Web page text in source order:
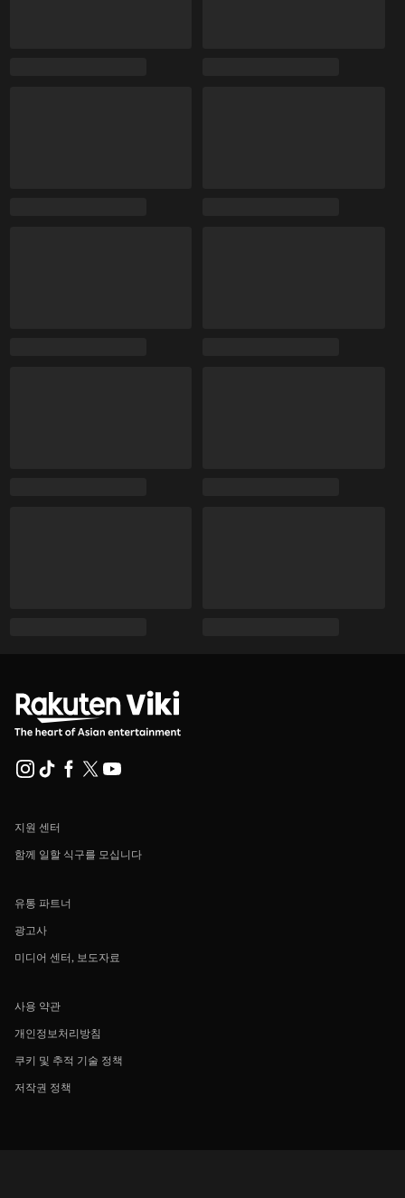
지원 센터
함께 일할 식구를 모십니다
유통 파트너
광고사
미디어 센터, 보도자료
사용 약관
개인정보처리방침
쿠키 및 추적 기술 정책
저작권 정책